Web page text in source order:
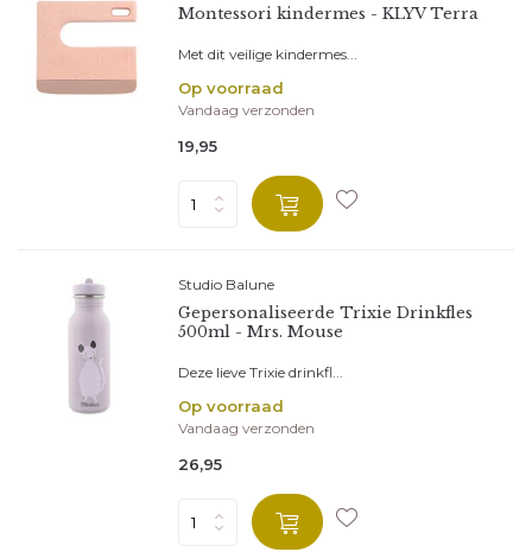
Montessori kindermes - KLYV Terra
Met dit veilige kindermes...
Op voorraad
Vandaag verzonden
19,95
Studio Balune
Gepersonaliseerde Trixie Drinkfles
500ml - Mrs. Mouse
Deze lieve Trixie drinkfl...
Op voorraad
Vandaag verzonden
26,95